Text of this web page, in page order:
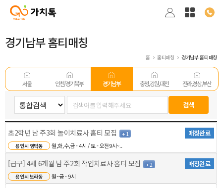
경기남부 홈티매칭
홈 홈티매칭 경기남부 홈티매칭
서울 인천/경기 북부 경기남부 충청,강원,대전 전라,경상,부산
초2학년 남 주3회 놀이치료사 홈티 모집 + 1 매칭완료
용인시 영덕동 월,화,수,금 - 4시 / 토 - 오전9시~..
[급구] 4세 6개월 남 주2회 작업치료사 홈티 모집 + 2 매칭완료
용인시 보라동 월~금 - 9시